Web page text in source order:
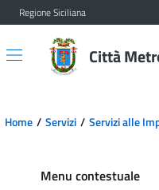
Vai al contenuto principale
Vai al menu principale
Regione Siciliana
Città
Home Servizi Servizi alle
Menu contestuale